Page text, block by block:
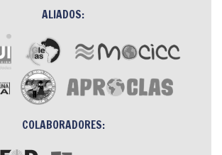
ALIADOS:
COLABORADORES: